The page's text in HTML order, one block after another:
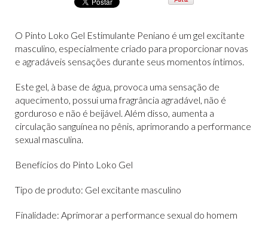
O Pinto Loko Gel Estimulante Peniano é um gel excitante
masculino, especialmente criado para proporcionar novas
e agradáveis sensações durante seus momentos íntimos.
Este gel, à base de água, provoca uma sensação de
aquecimento, possui uma fragrância agradável, não é
gorduroso e não é beijável. Além disso, aumenta a
circulação sanguínea no pênis, aprimorando a performance
sexual masculina.
Benefícios do Pinto Loko Gel
Tipo de produto: Gel excitante masculino
Finalidade: Aprimorar a performance sexual do homem